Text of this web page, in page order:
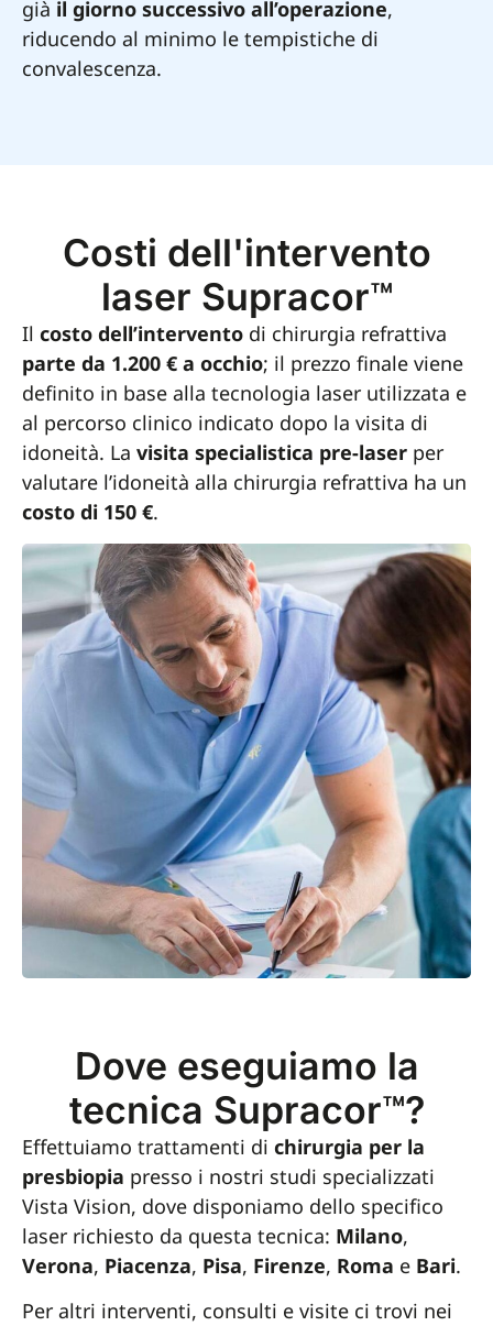
già il giorno successivo all’operazione,
riducendo al minimo le tempistiche di
convalescenza.
Costi dell'intervento
laser Supracor™
Il costo dell’intervento di chirurgia refrattiva
parte da 1.200 € a occhio; il prezzo finale viene
definito in base alla tecnologia laser utilizzata e
al percorso clinico indicato dopo la visita di
idoneità. La visita specialistica pre-laser per
valutare l’idoneità alla chirurgia refrattiva ha un
costo di 150 €.
Dove eseguiamo la
tecnica Supracor™?
Effettuiamo trattamenti di chirurgia per la
presbiopia presso i nostri studi specializzati
Vista Vision, dove disponiamo dello specifico
laser richiesto da questa tecnica: Milano,
Verona, Piacenza, Pisa, Firenze, Roma e Bari.
Per altri interventi, consulti e visite ci trovi nei